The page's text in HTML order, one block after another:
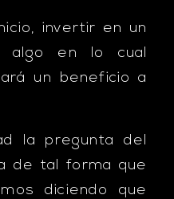
invertir en un
algo en lo cual
un beneficio a
la pregunta del
de tal forma que
diciendo que